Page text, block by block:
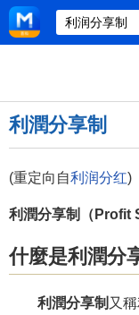
利潤分享制
(重定向自利润分红)
利潤分享制（Profit
什麼是利潤分
利潤分享制 又